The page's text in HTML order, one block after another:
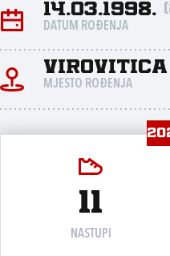
14.03.1998.
DATUM ROĐENJA
Virovitica
MJESTO ROĐENJA
11
NASTUPI